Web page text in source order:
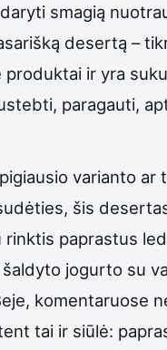
smagią
desertą –
produktai ir yra
paragauti,
varianto ar
šis
rinktis paprastus
jogurto su
komentaruose
tai ir siūlė: